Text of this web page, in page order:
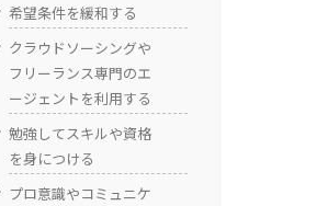
希望条件を緩和する
クラウドソーシングや
フリーランス専門のエ
ージェントを利用する
勉強してスキルや資格
を身につける
プロ意識やコミュニケ